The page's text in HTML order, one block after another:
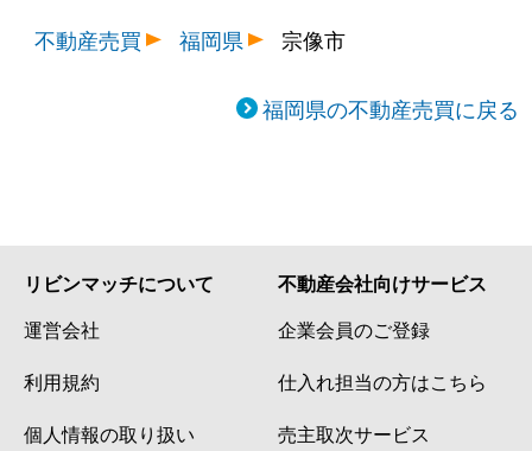
不動産売買
福岡県 宗像市
福岡県の不動産売買に戻る
リビンマッチについて
運営会社
利用規約
個人情報の取り扱い
不動産会社向けサービス
企業会員のご登録
仕入れ担当の方はこちら
売主取次サービス